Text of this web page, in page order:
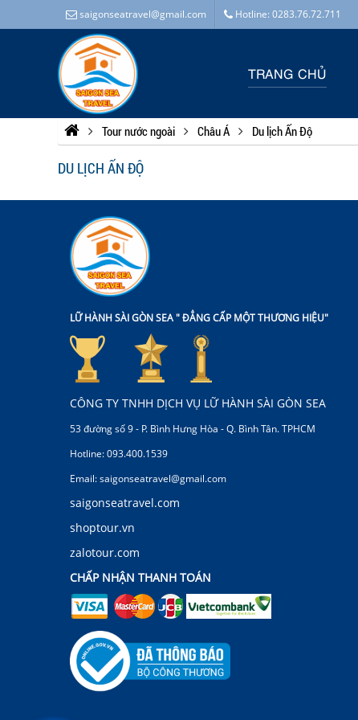
saigonseatravel@gmail.com Hotline: 0283.76.72.711
TRANG CHỦ
Tour nước ngoài Châu Á Du lịch Ấn Độ
DU LỊCH ẤN ĐỘ
LỮ HÀNH SÀI GÒN SEA " ĐẲNG CẤP MỘT THƯƠNG HIỆU"
CÔNG TY TNHH DỊCH VỤ LỮ HÀNH SÀI GÒN SEA
53 đường số 9 - P. Bình Hưng Hòa - Q. Bình Tân. TPHCM
Hotline: 093.400.1539
Email: saigonseatravel@gmail.com
saigonseatravel.com
shoptour.vn
zalotour.com
CHẤP NHẬN THANH TOÁN